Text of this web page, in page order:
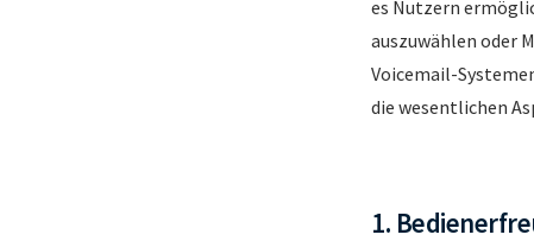
es Nutzern
auszuwählen oder
Voicemail-
die wesentlichen
1.